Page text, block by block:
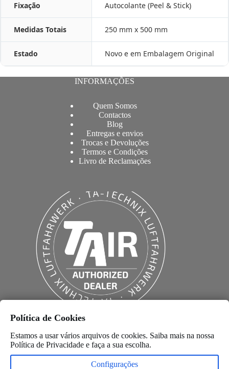
Fixação Autocolante (Peel & Stick)
Medidas Totais 250 mm x 500 mm
Estado Novo e em Embalagem Original
INFORMAÇÕES
Quem Somos
Contactos
Blog
Entregas e envios
Trocas e Devoluções
Termos e Condições
Livro de Reclamações
Política de Cookies
Estamos a usar vários arquivos de cookies. Saiba mais na nossa
Política de Privacidade e faça a sua escolha.
Configurações